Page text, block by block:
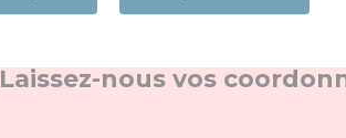
Laissez-nous vos